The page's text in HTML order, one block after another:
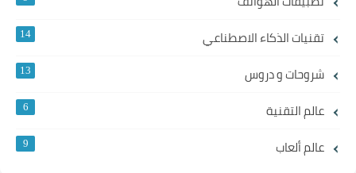
تقنيات الذكاء الاصطناعي
شروحات و دروس
عالم التقنية
عالم ألعاب